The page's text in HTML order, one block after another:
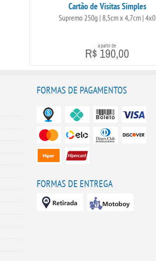
Cartão de Visitas Simples
Supremo 250g | 8,5cm x 4,7cm | 4x0
a partir de
R$ 190,00
FORMAS DE PAGAMENTOS
FORMAS DE ENTREGA